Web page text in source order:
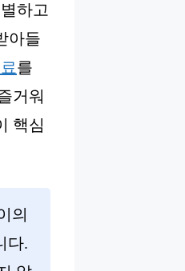
하고
아들
를
거워
핵심
의
다.